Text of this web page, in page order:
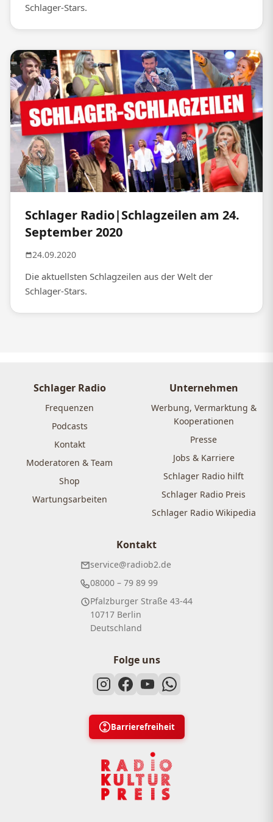
Schlager-Stars.
Schlager Radio|Schlagzeilen am 24.
September 2020
24.09.2020
Die aktuellsten Schlagzeilen aus der Welt der
Schlager-Stars.
Schlager Radio
Frequenzen
Podcasts
Kontakt
Moderatoren & Team
Shop
Wartungsarbeiten
Unternehmen
Werbung, Vermarktung &
Kooperationen
Presse
Jobs & Karriere
Schlager Radio hilft
Schlager Radio Preis
Schlager Radio Wikipedia
Kontakt
service@radiob2.de
08000 – 79 89 99
Pfalzburger Straße 43-44
10717 Berlin
Deutschland
Folge uns
Barrierefreiheit